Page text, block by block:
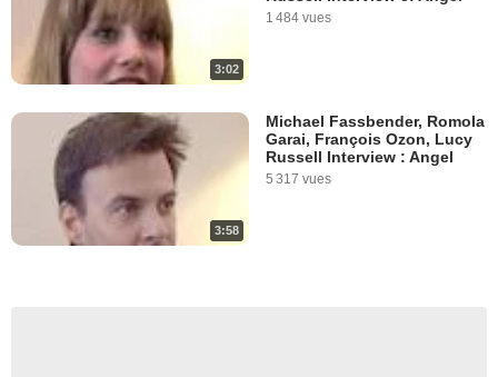
3:02
1 484 vues
3:58
Michael Fassbender, Romola
Garai, François Ozon, Lucy
Russell Interview : Angel
5 317 vues